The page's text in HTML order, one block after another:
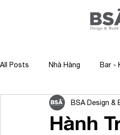
All Posts Nhà Hàng Bar -
Cao Ốc - Văn Phòng -
Hành
BSA Design &